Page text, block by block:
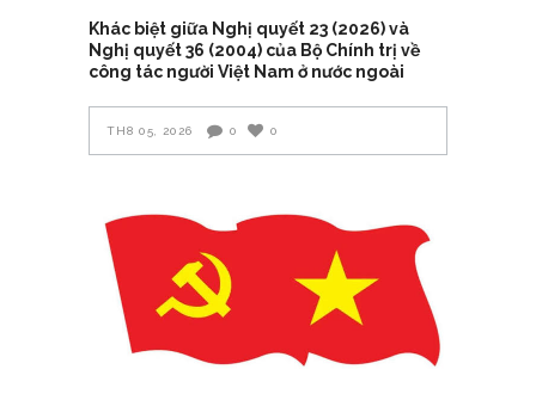
Khác biệt giữa Nghị quyết 23 (2026) và
Nghị quyết 36 (2004) của Bộ Chính trị về
công tác người Việt Nam ở nước ngoài
TH8 05, 2026 0 0